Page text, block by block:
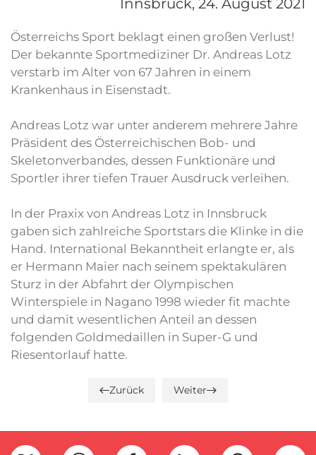
Innsbruck, 24. August 2021
Österreichs Sport beklagt einen großen Verlust!
Der bekannte Sportmediziner Dr. Andreas Lotz
verstarb im Alter von 67 Jahren in einem
Krankenhaus in Eisenstadt.
Andreas Lotz war unter anderem mehrere Jahre
Präsident des Österreichischen Bob- und
Skeletonverbandes, dessen Funktionäre und
Sportler ihrer tiefen Trauer Ausdruck verleihen.
In der Praxix von Andreas Lotz in Innsbruck
gaben sich zahlreiche Sportstars die Klinke in die
Hand. International Bekanntheit erlangte er, als
er Hermann Maier nach seinem spektakulären
Sturz in der Abfahrt der Olympischen
Winterspiele in Nagano 1998 wieder fit machte
und damit wesentlichen Anteil an dessen
folgenden Goldmedaillen in Super-G und
Riesentorlauf hatte.
Zurück Weiter